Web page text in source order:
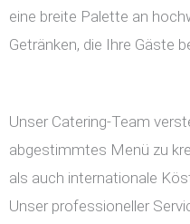
eine breite Palette an
Getränken, die Ihre Gäste
Unser Catering-Team
abgestimmtes Menü zu
als auch internationale
Unser professioneller